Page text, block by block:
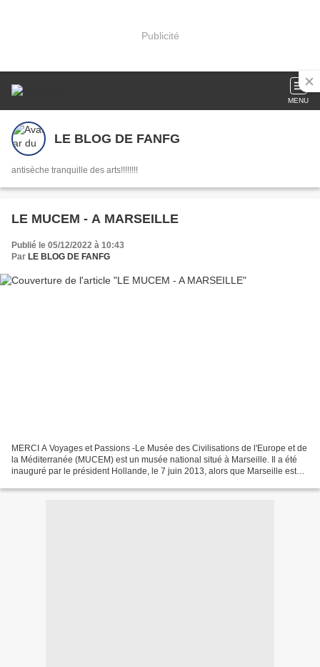
Publicité
MENU
LE BLOG DE FANFG
antisèche tranquille des arts!!!!!!!!
LE MUCEM - A MARSEILLE
Publié le 05/12/2022 à 10:43
Par LE BLOG DE FANFG
MERCI A Voyages et Passions -Le Musée des Civilisations de l'Europe et de
la Méditerranée (MUCEM) est un musée national situé à Marseille. Il a été
inauguré par le président Hollande, le 7 juin 2013, alors que Marseille est